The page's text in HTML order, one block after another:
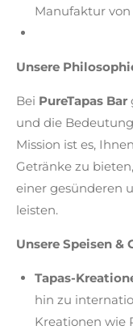
Manufaktur von
Unsere
Bei PureTapas Bar
und die
Mission ist es,
Getränke zu
einer gesünderen
leisten.
Unsere Speisen &
Tapas-
hin zu
Kreationen wie